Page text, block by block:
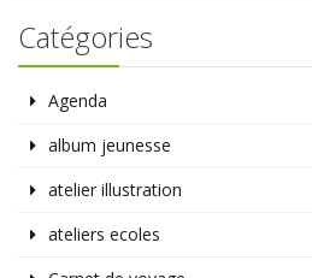
Catégories
Agenda
album jeunesse
atelier illustration
ateliers ecoles